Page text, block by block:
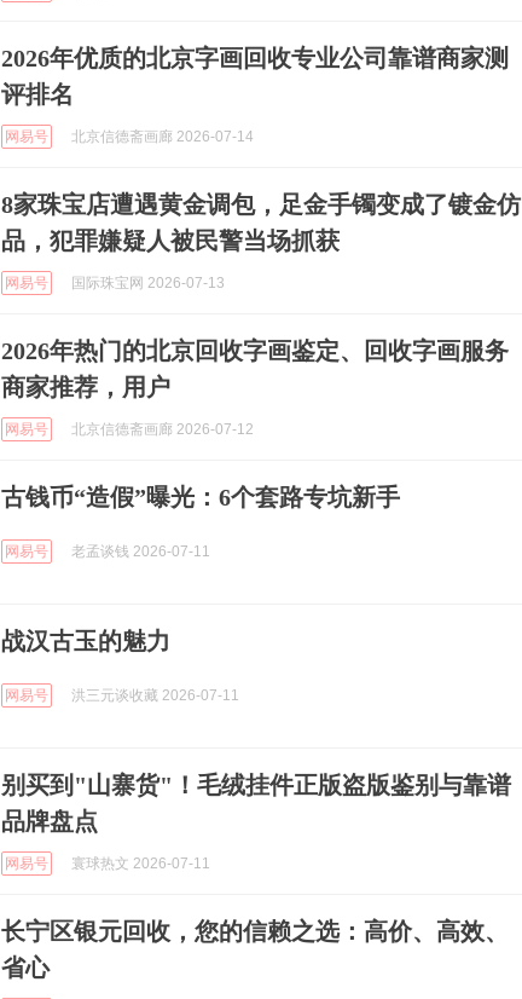
2026年优质的北京字画回收专业公司靠谱商家测
评排名
网易号 北京信德斋画廊 2026-07-14
8家珠宝店遭遇黄金调包，足金手镯变成了镀金仿
品，犯罪嫌疑人被民警当场抓获
网易号 国际珠宝网 2026-07-13
2026年热门的北京回收字画鉴定、回收字画服务
商家推荐，用户
网易号 北京信德斋画廊 2026-07-12
古钱币“造假”曝光：6个套路专坑新手
网易号 老孟谈钱 2026-07-11
战汉古玉的魅力
网易号 洪三元谈收藏 2026-07-11
别买到"山寨货"！毛绒挂件正版盗版鉴别与靠谱
品牌盘点
网易号 寰球热文 2026-07-11
长宁区银元回收，您的信赖之选：高价、高效、
省心